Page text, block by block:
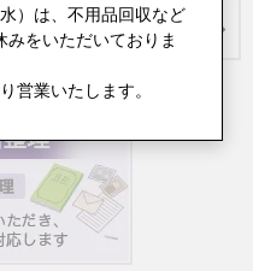
）は、不用品回収など
をいただいておりま
営業いたします。